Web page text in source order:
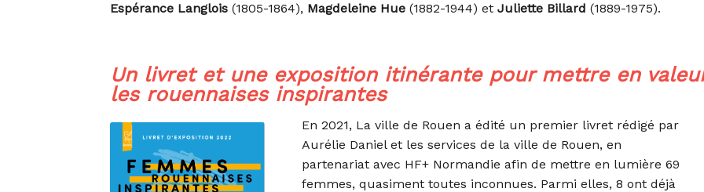
Espérance Langlois(1805-1864), Magdeleine Hue(1882-1944) etJuliette Billard(1889-1975).
Un livret et une exposition itinérante pour mettre en
les rouennaises inspirantes
En 2021, La ville de Rouen a édité un premier livret rédigé par
Aurélie Daniel et les services de la ville de Rouen, en
partenariat avec HF+ Normandie afin de mettre en lumière 69
femmes, quasiment toutes inconnues. Parmi elles, 8 ont déjà